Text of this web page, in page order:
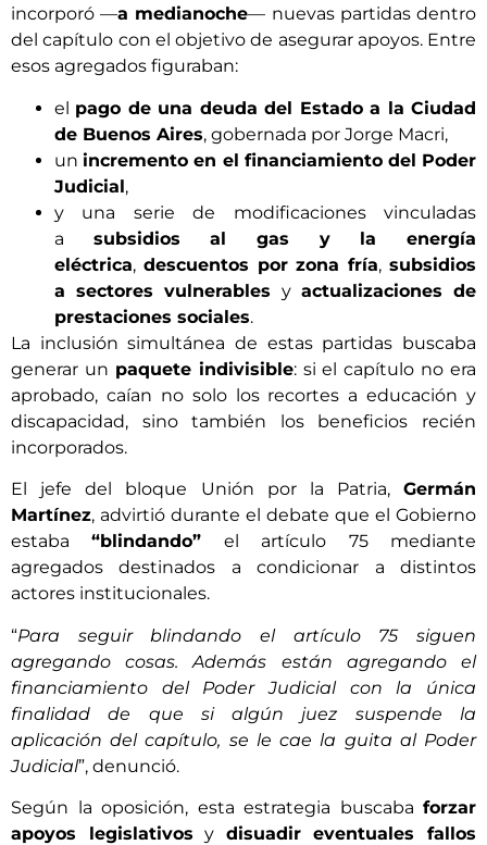
incorporó —a medianoche— nuevas partidas dentro
del capítulo con el objetivo de asegurar apoyos. Entre
esos agregados figuraban:
el pago de una deuda del Estado a la Ciudad
de Buenos Aires, gobernada por Jorge Macri,
unincremento en el financiamiento del Poder
Judicial,
y una serie de modificaciones vinculadas
a subsidios al gas y la energía
eléctrica, descuentos por zona fría,subsidios
a sectores vulnerables y actualizaciones de
prestaciones sociales.
La inclusión simultánea de estas partidas buscaba
generar un paquete indivisible: si el capítulo no era
aprobado, caían no solo los recortes a educación y
discapacidad, sino también los beneficios recién
incorporados.
El jefe del bloque Unión por la Patria, Germán
Martínez, advirtió durante el debate que el Gobierno
estaba“blindando” el artículo 75 mediante
agregados destinados a condicionar a distintos
actores institucionales.
“Para seguir blindando el artículo 75 siguen
agregando cosas. Además están agregando el
financiamiento del Poder Judicial con la única
finalidad de que si algún juez suspende la
aplicación del capítulo, se le cae la guita al Poder
Judicial”, denunció.
Según la oposición, esta estrategia buscaba forzar
apoyos legislativos y disuadir eventuales fallos